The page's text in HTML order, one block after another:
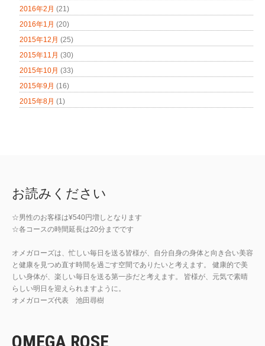
2016年2月 (21)
2016年1月 (20)
2015年12月 (25)
2015年11月 (30)
2015年10月 (33)
2015年9月 (16)
2015年8月 (1)
お読みください
☆男性のお客様は¥540円増しとなります
☆各コースの時間延長は20分までです
オメガローズは、忙しい毎日を送る皆様が、自分自身の身体と向き合い美容
と健康を見つめ直す時間を過ごす空間でありたいと考えます。 健康的で美
しい身体が、楽しい毎日を送る第一歩だと考えます。 皆様が、元気で素晴
らしい明日を迎えられますように。
オメガローズ代表 池田尋樹
OMEGA ROSE